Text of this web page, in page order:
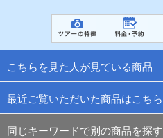
こちらを見た人が見ている商品
最近ご覧いただいた商品はこちら
同じキーワードで別の商品を探す